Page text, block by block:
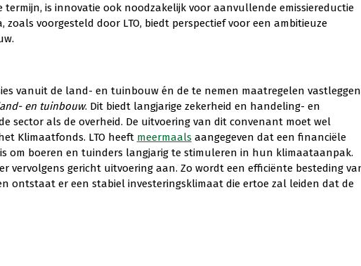
is innovatie ook noodzakelijk voor aanvullende emissiereductie
zoals voorgesteld door LTO, biedt perspectief voor een ambitieuze
vanuit de land- en tuinbouw én de te nemen maatregelen vastleggen
en tuinbouw. Dit biedt langjarige zekerheid en handeling- en
sector als de overheid. De uitvoering van dit convenant moet wel
Klimaatfonds. LTO heeft meermaals aangegeven dat een financiële
om boeren en tuinders langjarig te stimuleren in hun klimaataanpak.
vervolgens gericht uitvoering aan. Zo wordt een efficiënte besteding
ontstaat er een stabiel investeringsklimaat die ertoe zal leiden dat de